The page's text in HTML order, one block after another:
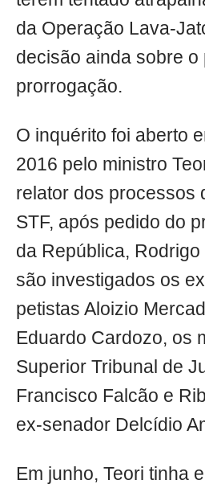
da Operação Lava-
decisão ainda sobre o
prorrogação.
O inquérito foi aberto
2016 pelo ministro
relator dos processos
STF, após pedido do
da República, Rodrigo
são investigados os
petistas Aloizio
Eduardo Cardozo, os
Superior Tribunal de
Francisco Falcão e
ex-senador Delcídio
Em junho, Teori tinha